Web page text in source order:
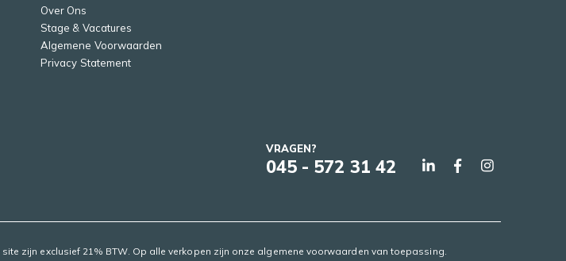
Over Ons
Stage & Vacatures
Algemene Voorwaarden
Privacy Statement
VRAGEN?
045 - 572 31 42
zijn exclusief 21% BTW. Op alle verkopen zijn onze algemene voorwaarden van toepassing.